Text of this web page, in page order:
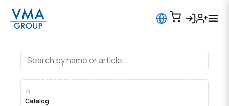
Щиты накладные 72-198мод
⌂
Catalog